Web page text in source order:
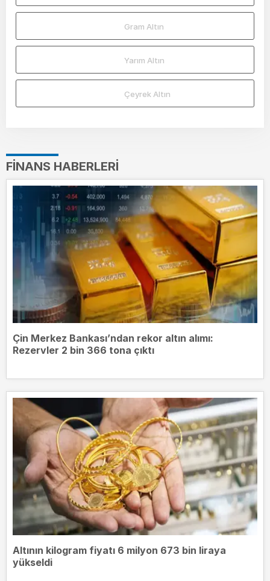
Gram Altın
Yarım Altın
Çeyrek Altın
FINANS HABERLERI
Çin Merkez Bankası’ndan rekor altın alımı:
Rezervler 2 bin 366 tona çıktı
Altının kilogram fiyatı 6 milyon 673 bin liraya
yükseldi